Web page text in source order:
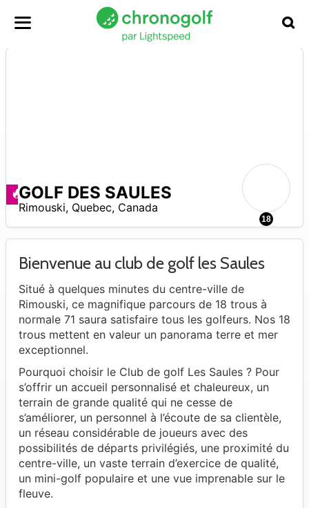
Promos disponibles
18
GOLF DES SAULES
Rimouski, Quebec, Canada
Bienvenue au club de golf les Saules
Situé à quelques minutes du centre-ville de
Rimouski, ce magnifique parcours de 18 trous à
normale 71 saura satisfaire tous les golfeurs. Nos 18
trous mettent en valeur un panorama terre et mer
exceptionnel.
Pourquoi choisir le Club de golf Les Saules ? Pour
s’offrir un accueil personnalisé et chaleureux, un
terrain de grande qualité qui ne cesse de
s’améliorer, un personnel à l’écoute de sa clientèle,
un réseau considérable de joueurs avec des
possibilités de départs privilégiés, une proximité du
centre-ville, un vaste terrain d’exercice de qualité,
un mini-golf populaire et une vue imprenable sur le
fleuve.